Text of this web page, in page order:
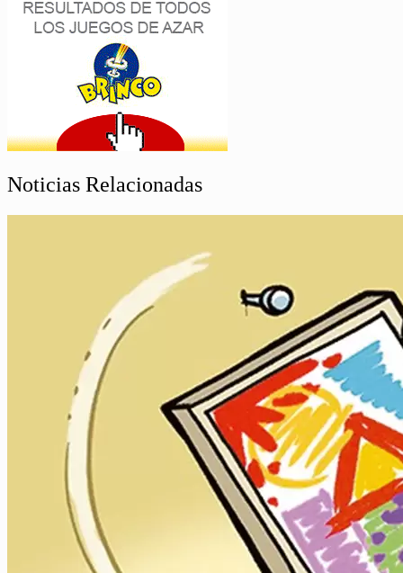
Noticias Relacionadas